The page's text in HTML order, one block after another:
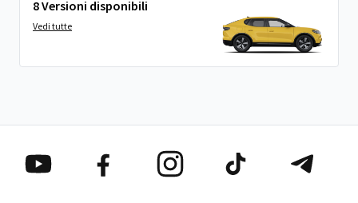
8 Versioni disponibili
Vedi tutte